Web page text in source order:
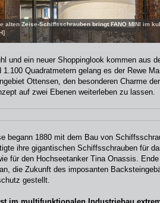
alten Zeise-Schiffsschrauben bringt FANO MINI im
und ein neuer Shoppinglook kommen aus
1.100 Quadratmetern gelang es der Rewe
Ottensen, den besonderen Charme
auf zwei Ebenen weiterleben zu lassen.
begann 1880 mit dem Bau von
ihre gigantischen Schiffsschrauben für
für den Hochseetanker Tina Onassis.
die Zukunft des imposanten
gestellt.